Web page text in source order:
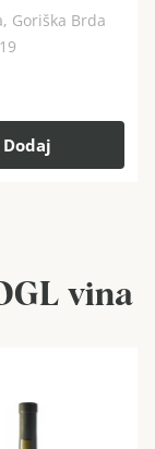
Goriška Brda
Dodaj
vina